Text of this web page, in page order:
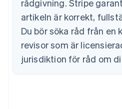
rådgivning. Stripe
artikeln är korrekt,
Du bör söka råd från
revisor som är
jurisdiktion för råd om
Estland
English
Fastlandskina
简体中文English
Finland